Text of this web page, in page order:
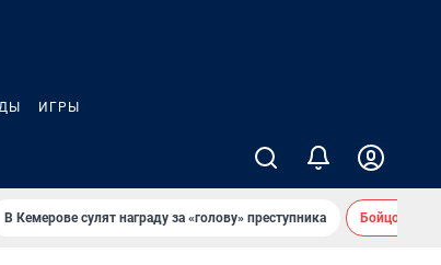
ИГРЫ
В Кемерове сулят награду за «голову» преступника Бойцовский